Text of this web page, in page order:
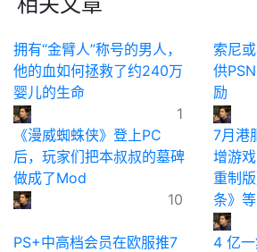
拥有“金臂人”称号的男人，
他的血如何拯救了约240万
婴儿的生命
1
索尼
供
励
《漫威蜘蛛侠》登上PC
后，玩家们把本叔叔的墓碑
做成了Mod
10
7月港
增游
重制
条》等
PS+中高档会员在欧服推7
4 亿